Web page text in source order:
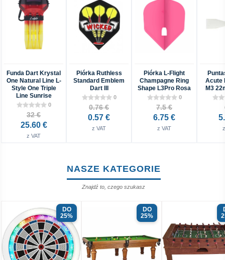
Funda Dart Krystal
One Natural Line L-
Style One Triple
Line Sunrise
0
32 €
25.60 €
z VAT
Piórka Ruthless
Standard Emblem
Dart III
0
0.76 €
0.57 €
z VAT
Piórka L-Flight
Champagne Ring
Shape L3Pro Rosa
0
7.5 €
6.75 €
z VAT
Acute
M3
NASZE KATEGORIE
Znajdź to, czego szukasz
DO
25%
DO
25%